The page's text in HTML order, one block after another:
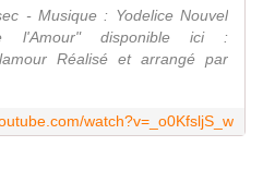
- Musique : Yodelice Nouvel
l'Amour" disponible ici :
Réalisé et arrangé par
watch?v=_o0KfsljS_w